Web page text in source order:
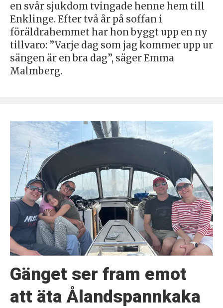
en svår sjukdom tvingade henne hem till
Enklinge. Efter två år på soffan i
föräldrahemmet har hon byggt upp en ny
tillvaro: ”Varje dag som jag kommer upp ur
sängen är en bra dag”, säger Emma
Malmberg.
Gänget ser fram emot
att äta Ålandspannkaka